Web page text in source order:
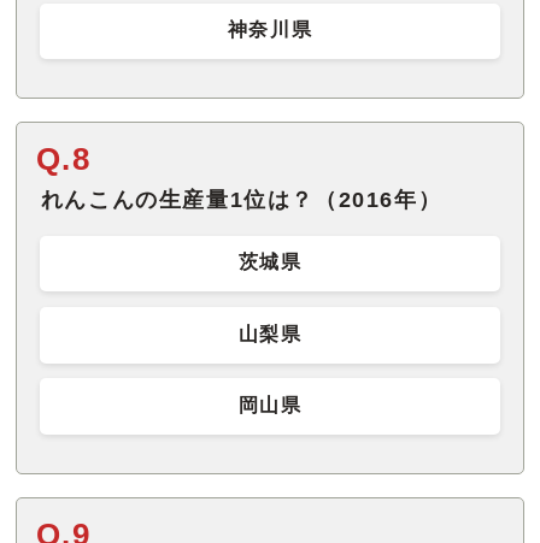
神奈川県
Q.8
れんこんの生産量1位は？（2016年）
茨城県
山梨県
岡山県
Q.9